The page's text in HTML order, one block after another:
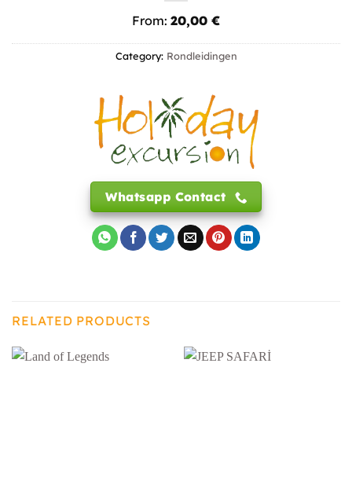
From: 20,00 €
Category: Rondleidingen
Whatsapp Contact
RELATED PRODUCTS